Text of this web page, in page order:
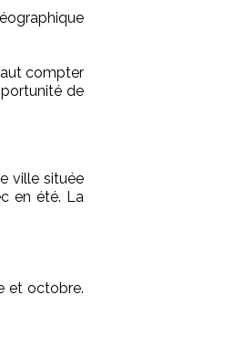
compter
de
ville située
en été. La
et octobre.